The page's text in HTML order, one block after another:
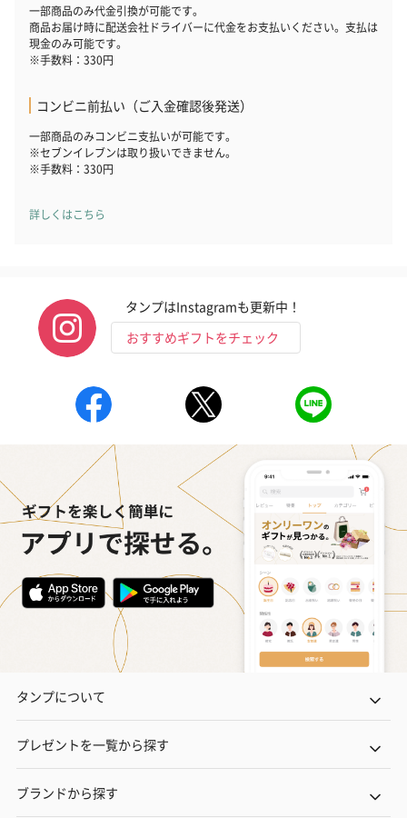
一部商品のみ代金引換が可能です。
商品お届け時に配送会社ドライバーに代金をお支払いください。支払は
現金のみ可能です。
※手数料：330円
コンビニ前払い（ご入金確認後発送）
一部商品のみコンビニ支払いが可能です。
※セブンイレブンは取り扱いできません。
※手数料：330円
詳しくはこちら
タンプはInstagramも更新中！
おすすめギフトをチェック
タンプについて
プレゼントを一覧から探す
ブランドから探す